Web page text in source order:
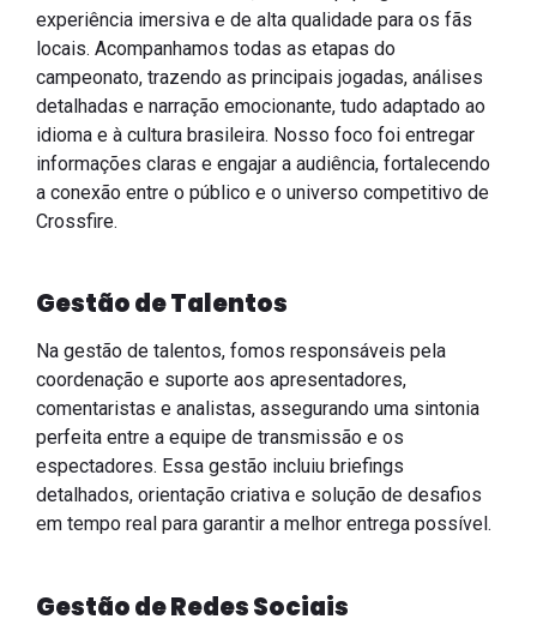
experiência imersiva e de alta qualidade para os fãs
locais. Acompanhamos todas as etapas do
campeonato, trazendo as principais jogadas, análises
detalhadas e narração emocionante, tudo adaptado ao
idioma e à cultura brasileira. Nosso foco foi entregar
informações claras e engajar a audiência, fortalecendo
a conexão entre o público e o universo competitivo de
Crossfire.
Gestão de Talentos
Na gestão de talentos, fomos responsáveis pela
coordenação e suporte aos apresentadores,
comentaristas e analistas, assegurando uma sintonia
perfeita entre a equipe de transmissão e os
espectadores. Essa gestão incluiu briefings
detalhados, orientação criativa e solução de desafios
em tempo real para garantir a melhor entrega possível.
Gestão de Redes Sociais